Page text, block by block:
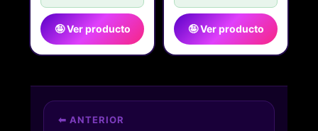
🤪 Ver producto 🤪 Ver producto
⬅ ANTERIOR